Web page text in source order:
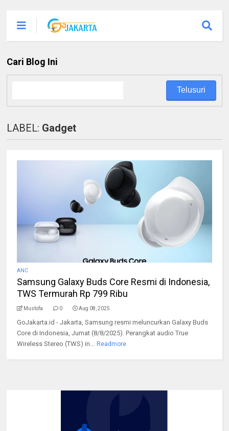
Cari Blog Ini
LABEL: Gadget
ANC
Samsung Galaxy Buds Core Resmi di Indonesia,
TWS Termurah Rp 799 Ribu
Mustofa 0 Aug 08, 2025
GoJakarta.id - Jakarta, Samsung resmi meluncurkan Galaxy Buds
Core di Indonesia, Jumat (8/8/2025). Perangkat audio True
Wireless Stereo (TWS) in...
Readmore